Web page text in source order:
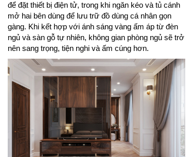
để đặt thiết bị điện tử, trong khi ngăn kéo và tủ cánh
mở hai bên dùng để lưu trữ đồ dùng cá nhân gọn
gàng. Khi kết hợp với ánh sáng vàng ấm áp từ đèn
ngủ và sàn gỗ tự nhiên, không gian phòng ngủ sẽ trở
nên sang trọng, tiện nghi và ấm cúng hơn.